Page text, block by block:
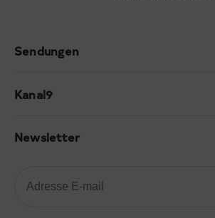
Sendungen
Kanal9
Newsletter